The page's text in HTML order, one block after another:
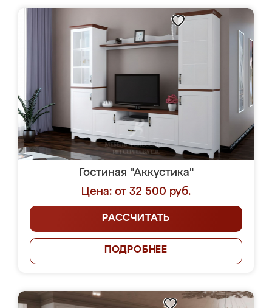
Гостиная "Аккустика"
Цена: от 32 500 руб.
РАССЧИТАТЬ
ПОДРОБНЕЕ